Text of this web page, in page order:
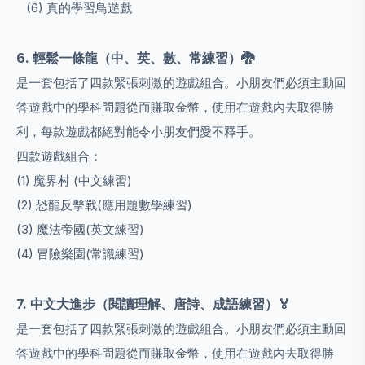
(6) 真的學習鳥遊戲
6. 輕鬆一條龍 （中、英、數、常練習） 🐉
是一套包括了四款緊張刺激的遊戲組合。小朋友們必須主動回
答遊戲中的學科問題從而賺取金幣，使用在遊戲內去取得勝
利，每款遊戲都絕對能令小朋友們愛不釋手。
四款遊戲組合：
(1) 魔界村 (中文練習)
(2) 恐龍反擊戰(應用題數學練習)
(3) 魔法帝國(英文練習)
(4) 冒險樂園(常識練習)
7. 中文大進步 （閱讀理解、唐詩、成語練習） 🏅
是一套包括了四款緊張刺激的遊戲組合。小朋友們必須主動回
答遊戲中的學科問題從而賺取金幣，使用在遊戲內去取得勝